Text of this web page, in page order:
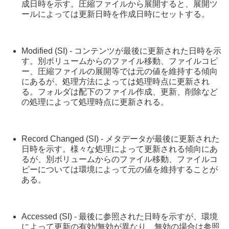
成日時を示す。圧縮ファイルから展開すると、展開ツ
ールによっては更新日時を作成日時にセットする。
Modified (SI) - コンテンツが最後に更新された日時を示
す。別ボリュームからのファイル移動、ファイルコピ
ー、圧縮ファイルの展開等では元の値を維持する傾向
にあるが、処理方法によっては処理時点に更新され
る。フォルダは配下のファイル作成、更新、削除など
の処理によって処理時点に更新される。
Record Changed (SI) - メタデータが最後に更新された
日時を示す。様々な処理によって更新される傾向にあ
るが、別ボリュームからのファイル移動、ファイルコ
ピーについては環境によって元の値を維持することが
ある。
Accessed (SI) - 最後に参照された日時を示すが、環境
によって更新の有効/無効が異なり、無効の場合は参照